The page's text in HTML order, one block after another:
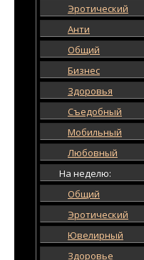
Эротический
Анти
Общий
Бизнес
Здоровья
Съедобный
Мобильный
Любовный
На неделю:
Общий
Эротический
Ювелирный
Здоровье